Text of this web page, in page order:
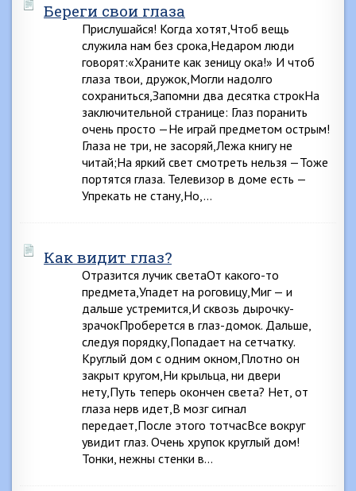
Береги свои глаза
Прислушайся! Когда хотят,Чтоб вещь
служила нам без срока,Недаром люди
говорят:«Храните как зеницу ока!» И чтоб
глаза твои, дружок,Могли надолго
сохраниться,Запомни два десятка строкНа
заключительной странице: Глаз поранить
очень просто —Не играй предметом острым!
Глаза не три, не засоряй,Лежа книгу не
читай;На яркий свет смотреть нельзя —Тоже
портятся глаза. Телевизор в доме есть —
Упрекать не стану,Но,…
Как видит глаз?
Отразится лучик светаОт какого-то
предмета,Упадет на роговицу,Миг — и
дальше устремится,И сквозь дырочку-
зрачокПроберется в глаз-домок. Дальше,
следуя порядку,Попадает на сетчатку.
Круглый дом с одним окном,Плотно он
закрыт кругом,Ни крыльца, ни двери
нету,Путь теперь окончен света? Нет, от
глаза нерв идет,В мозг сигнал
передает,После этого тотчасВсе вокруг
увидит глаз. Очень хрупок круглый дом!
Тонки, нежны стенки в…